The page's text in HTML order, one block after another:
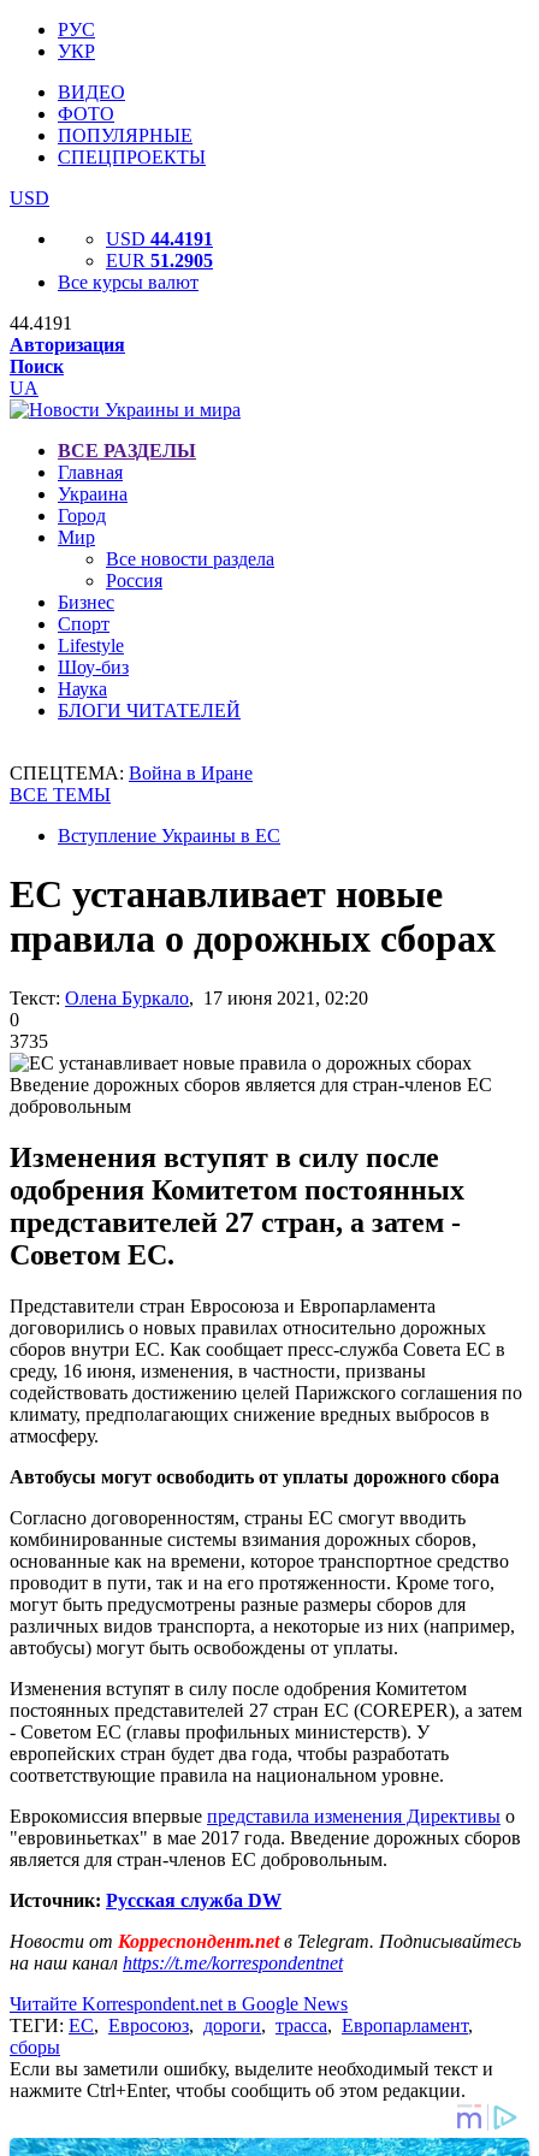
РУС
УКР
ВИДЕО
ФОТО
ПОПУЛЯРНЫЕ
СПЕЦПРОЕКТЫ
USD
USD 44.4191
EUR 51.2905
Все курсы валют
44.4191
Авторизация
Поиск
UA
ВСЕ РАЗДЕЛЫ
Главная
Украина
Город
Мир
Все новости раздела
Россия
Бизнес
Спорт
Lifestyle
Шоу-биз
Наука
БЛОГИ ЧИТАТЕЛЕЙ
СПЕЦТЕМА: Война в Иране
ВСЕ ТЕМЫ
Вступление Украины в ЕС
ЕС устанавливает новые
правила о дорожных сборах
Текст: Олена Буркало, 17 июня 2021, 02:20
0
3735
Введение дорожных сборов является для стран-членов ЕС
добровольным
Изменения вступят в силу после
одобрения Комитетом постоянных
представителей 27 стран, а затем -
Советом ЕС.
Представители стран Евросоюза и Европарламента
договорились о новых правилах относительно дорожных
сборов внутри ЕС. Как сообщает пресс-служба Совета ЕС в
среду, 16 июня, изменения, в частности, призваны
содействовать достижению целей Парижского соглашения по
климату, предполагающих снижение вредных выбросов в
атмосферу.
Автобусы могут освободить от уплаты дорожного сбора
Согласно договоренностям, страны ЕС смогут вводить
комбинированные системы взимания дорожных сборов,
основанные как на времени, которое транспортное средство
проводит в пути, так и на его протяженности. Кроме того,
могут быть предусмотрены разные размеры сборов для
различных видов транспорта, а некоторые из них (например,
автобусы) могут быть освобождены от уплаты.
Изменения вступят в силу после одобрения Комитетом
постоянных представителей 27 стран ЕС (COREPER), а затем
- Советом ЕС (главы профильных министерств). У
европейских стран будет два года, чтобы разработать
соответствующие правила на национальном уровне.
Еврокомиссия впервые представила изменения Директивы о
"евровиньетках" в мае 2017 года. Введение дорожных сборов
является для стран-членов ЕС добровольным.
Источник: Русская служба DW
Новости от Корреспондент.netв Telegram. Подписывайтесь
на наш канал https://t.me/korrespondentnet
Читайте Korrespondent.net в Google News
ТЕГИ: ЕС, Евросоюз, дороги, трасса, Европарламент,
сборы
Если вы заметили ошибку, выделите необходимый текст и
нажмите Ctrl+Enter, чтобы сообщить об этом редакции.